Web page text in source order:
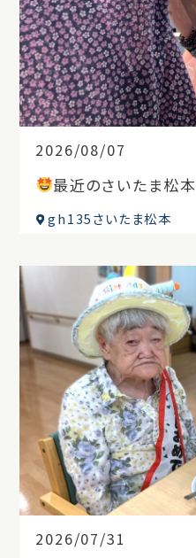
2026/08/07
最近のさいたま松本
gh135さいたま松本
2026/07/31